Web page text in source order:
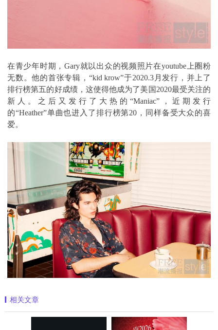
在青少年时期，Gary就以出众的视频照片在youtube上圈粉
无数。他的首张专辑，“kid krow”于2020.3月发行，并上了
排行榜第五的好成绩，这使得他成为了美国2020最受关注的
新人。之后又发行了大热的“Maniac”，近期发行
的“Heather”单曲也进入了排行榜第20，同样备受大众的喜
爱。
相关文章